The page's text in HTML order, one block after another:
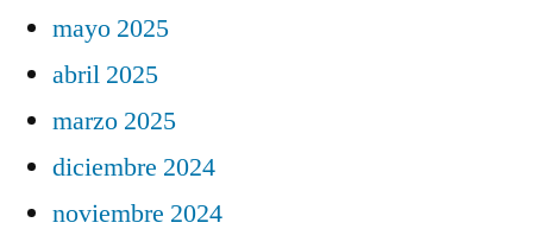
mayo 2025
abril 2025
marzo 2025
diciembre 2024
noviembre 2024